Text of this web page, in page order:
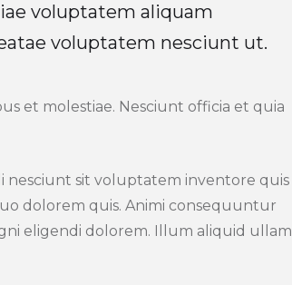
voluptatem aliquam
voluptatem nesciunt ut.
et molestiae. Nesciunt officia et quia
nesciunt sit voluptatem inventore quis
dolorem quis. Animi consequuntur
eligendi dolorem. Illum aliquid ullam